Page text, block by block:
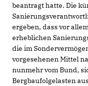
beantragt hatte. Die
ergeben, dass vor
erheblichen
die im
vorgesehenen Mittel
nunmehr vom Bund,
Bergbaufolgelasten